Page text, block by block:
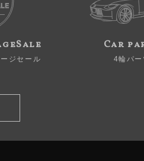
ジセール
Car
4輪パー